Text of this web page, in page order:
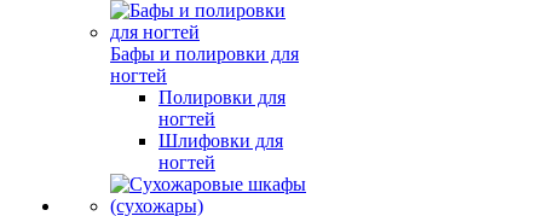
Бафы и полировки для
ногтей
Полировки для
ногтей
Шлифовки для
ногтей